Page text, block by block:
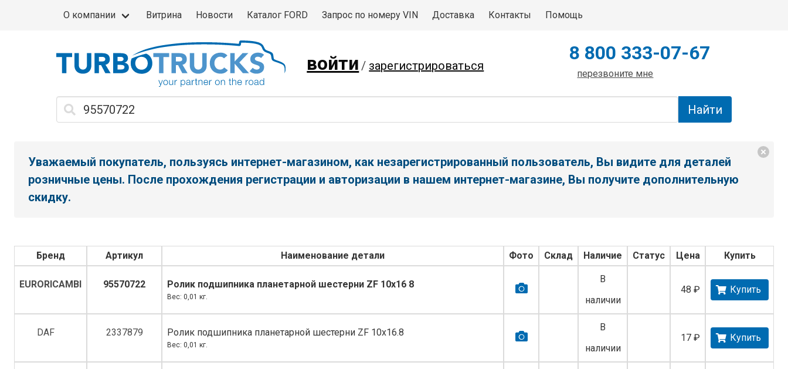
О компании Витрина Новости Каталог FORD Запрос по номеру VIN Доставка Контакты Помощь
войти / зарегистрироваться
8 800 333-07-67
перезвоните мне
Уважаемый покупатель, пользуясь интернет-магазином, как незарегистрированный пользователь, Вы видите для деталей
розничные цены. После прохождения регистрации и авторизации в нашем интернет-магазине, Вы получите дополнительную
скидку.
Бренд Артикул Наименование детали Фото Склад Наличие Статус Цена Купить
EURORICAMBI 95570722 Ролик подшипника планетарной шестерни ZF 10x16 8
Вес: 0,01 кг.
В
наличии
48 ₽ Купить
DAF 2337879 Ролик подшипника планетарной шестерни ZF 10x16.8
Вес: 0,01 кг.
В
наличии
17 ₽ Купить